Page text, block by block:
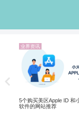
业界资讯
5个购买美区Apple ID 和
软件的网站推荐